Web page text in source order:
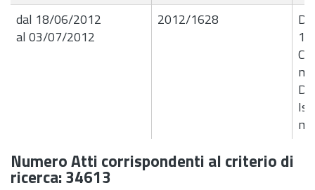
dal 18/06/2012
al 03/07/2012
2012/1628
Numero Atti corrispondenti al criterio di
ricerca: 34613